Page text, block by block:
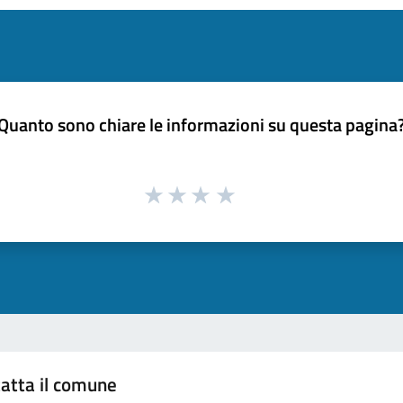
sono chiare le informazioni su questa
il comune